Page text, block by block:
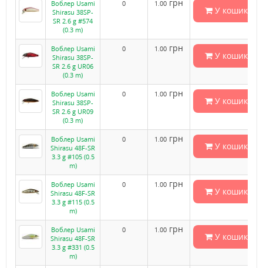
Воблер Usami
Shirasu 38SP-
SR 2.6 g #574
(0.3 m)
0 1.00 грн
У кошик
Воблер Usami
Shirasu 38SP-
SR 2.6 g UR06
(0.3 m)
0 1.00 грн
У кошик
Воблер Usami
Shirasu 38SP-
SR 2.6 g UR09
(0.3 m)
0 1.00 грн
У кошик
Воблер Usami
Shirasu 48F-SR
3.3 g #105 (0.5
m)
0 1.00 грн
У кошик
Воблер Usami
Shirasu 48F-SR
3.3 g #115 (0.5
m)
0 1.00 грн
У кошик
Воблер Usami
Shirasu 48F-SR
3.3 g #331 (0.5
m)
0 1.00 грн
У кошик